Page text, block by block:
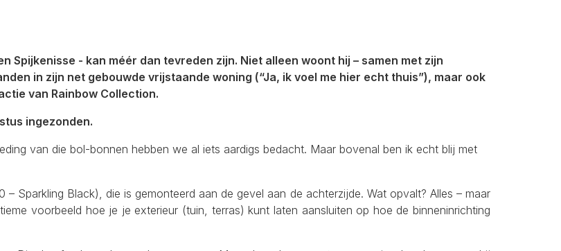
Spijkenisse - kan méér dan tevreden zijn. Niet alleen woont hij – samen met zijn
in zijn net gebouwde vrijstaande woning (“Ja, ik voel me hier echt thuis”), maar ook
van Rainbow Collection.
ingezonden.
van die bol-bonnen hebben we al iets aardigs bedacht. Maar bovenal ben ik echt blij met
Sparkling Black), die is gemonteerd aan de gevel aan de achterzijde. Wat opvalt? Alles – maar
voorbeeld hoe je je exterieur (tuin, terras) kunt laten aansluiten op hoe de binneninrichting